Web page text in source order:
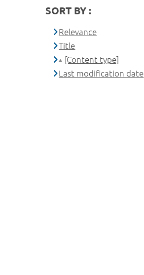
SORT BY :
Relevance
Title
[Content type]
Last modification date